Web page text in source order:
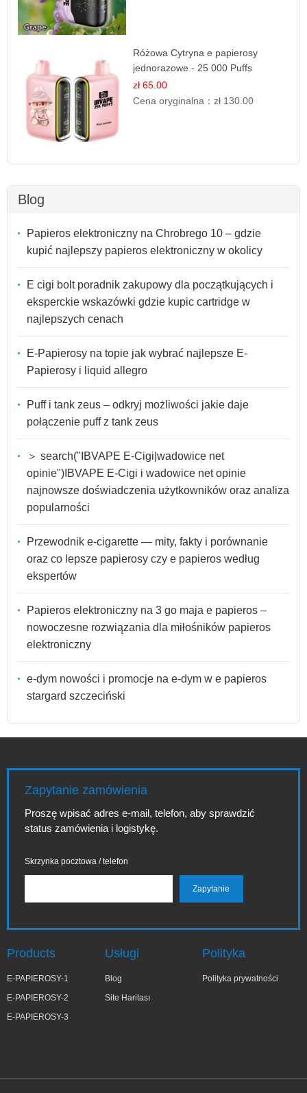
Różowa Cytryna e papierosy
jednorazowe - 25 000 Puffs
zł 65.00
Cena oryginalna：zł 130.00
Blog
Papieros elektroniczny na Chrobrego 10 – gdzie
kupić najlepszy papieros elektroniczny w okolicy
E cigi bolt poradnik zakupowy dla początkujących i
eksperckie wskazówki gdzie kupic cartridge w
najlepszych cenach
E-Papierosy na topie jak wybrać najlepsze E-
Papierosy i liquid allegro
Puff i tank zeus – odkryj możliwości jakie daje
połączenie puff z tank zeus
＞ search("IBVAPE E-Cigi|wadowice net
opinie")IBVAPE E-Cigi i wadowice net opinie
najnowsze doświadczenia użytkowników oraz analiza
popularności
Przewodnik e-cigarette — mity, fakty i porównanie
oraz co lepsze papierosy czy e papieros według
ekspertów
Papieros elektroniczny na 3 go maja e papieros –
nowoczesne rozwiązania dla miłośników papieros
elektroniczny
e-dym nowości i promocje na e-dym w e papieros
stargard szczeciński
Zapytanie zamówienia
Proszę wpisać adres e-mail, telefon, aby sprawdzić
status zamówienia i logistykę.
Skrzynka pocztowa / telefon
Products
E-PAPIEROSY-1
E-PAPIEROSY-2
E-PAPIEROSY-3
Usługi
Blog
Site Haritası
Polityka
Polityka prywatności